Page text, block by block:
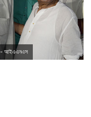
- আইএএনএস